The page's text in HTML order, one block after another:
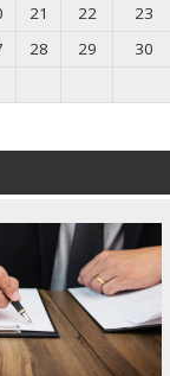
21 22
23
28 29
30